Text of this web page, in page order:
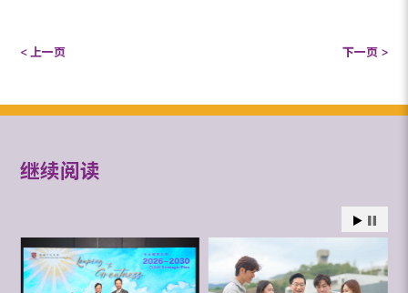
< 上一页 下一页 >
继续阅读